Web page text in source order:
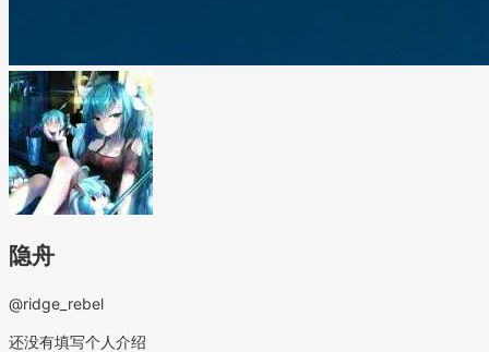
隐舟
@ridge_rebel
还没有填写个人介绍